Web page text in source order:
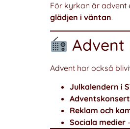
För kyrkan är advent
glädjen i väntan.
Advent
Advent har också
Julkalendern i
Reklam och
Sociala medier